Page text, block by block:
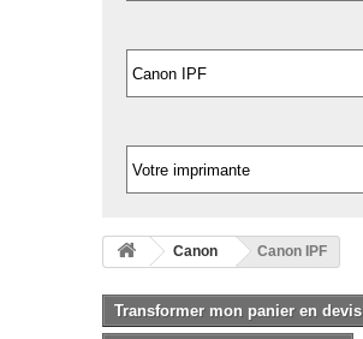
Canon Canon IPF
Transformer mon panier en devis